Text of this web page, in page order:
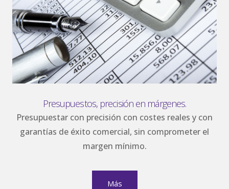
Presupuestos, precisión en márgenes.
Presupuestar con precisión con costes reales y con
garantías de éxito comercial, sin comprometer el
margen mínimo.
Más